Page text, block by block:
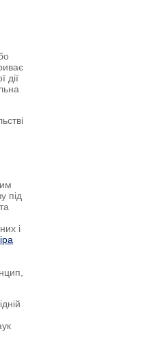
дії
під
і